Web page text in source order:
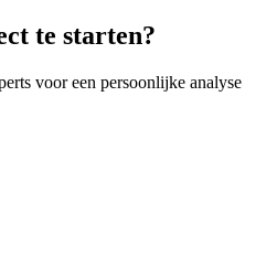
te starten?
voor een persoonlijke analyse